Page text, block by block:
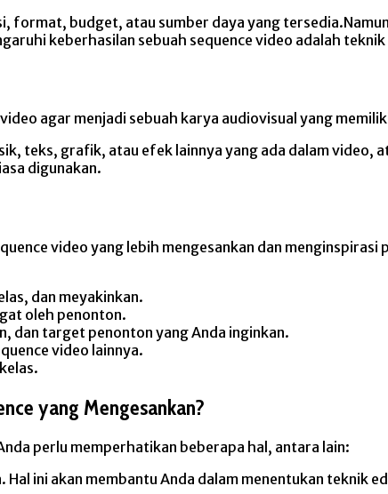
budget, atau sumber daya yang
keberhasilan sebuah sequence video adalah
agar menjadi sebuah karya audiovisual yang
teks, grafik, atau efek lainnya yang ada dalam video,
digunakan.
video yang lebih mengesankan dan
dan meyakinkan.
oleh penonton.
dan target penonton yang Anda inginkan.
video lainnya.
yang Mengesankan?
perlu memperhatikan beberapa hal, antara lain:
ini akan membantu Anda dalam menentukan teknik